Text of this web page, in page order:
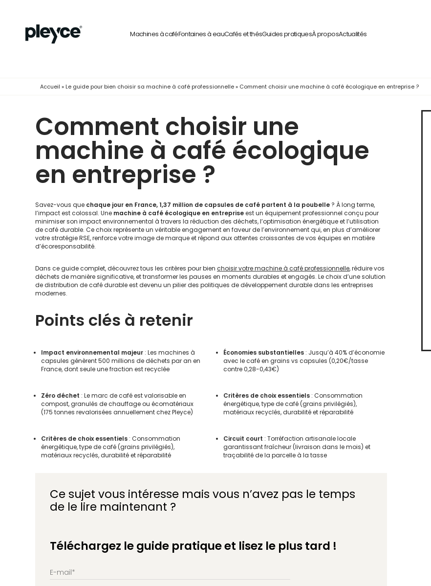
Machines à caféFontaines à eauCafés et thésGuides pratiquesÀ proposActualités
Accueil » Le guide pour bien choisir sa machine à café professionnelle» Comment choisir une machine à café écologique en entreprise ?
Comment choisir une
machine à café écologique
en entreprise ?
Savez-vous que chaque jour en France, 1,37 million de capsules de café partent à la poubelle ? À long terme,
l’impact est colossal. Une machine à café écologique en entrepriseest un équipement professionnel conçu pour
minimiser son impact environnemental à travers la réduction des déchets, l’optimisation énergétique et l’utilisation
de café durable. Ce choix représente un véritable engagement en faveur de l’environnement qui, en plus d’améliorer
votre stratégie RSE, renforce votre image de marque et répond aux attentes croissantes de vos équipes en matière
d’écoresponsabilité.
Dans ce guide complet, découvrez tous les critères pour bien choisir votre machine à café professionnelle, réduire vos
déchets de manière significative, et transformer les pauses en moments durables et engagés. Le choix d’une solution
de distribution de café durable est devenu un pilier des politiques de développement durable dans les entreprises
modernes.
Points clés à retenir
Impact environnemental majeur : Les machines à
capsules génèrent 500 millions de déchets par an en
France, dont seule une fraction est recyclée
Économies substantielles : Jusqu’à 40% d’économie
avec le café en grains vs capsules (0,20€/tasse
contre 0,28-0,43€)
Zéro déchet : Le marc de café est valorisable en
compost, granulés de chauffage ou écomatériaux
(175 tonnes revalorisées annuellement chez Pleyce)
Critères de choix essentiels : Consommation
énergétique, type de café (grains privilégiés),
matériaux recyclés, durabilité et réparabilité
Critères de choix essentiels : Consommation
énergétique, type de café (grains privilégiés),
matériaux recyclés, durabilité et réparabilité
Circuit court : Torréfaction artisanale locale
garantissant fraîcheur (livraison dans le mois) et
traçabilité de la parcelle à la tasse
Ce sujet vous intéresse mais vous n’avez pas le temps
de le lire maintenant ?
Téléchargez le guide pratique et lisez le plus tard !